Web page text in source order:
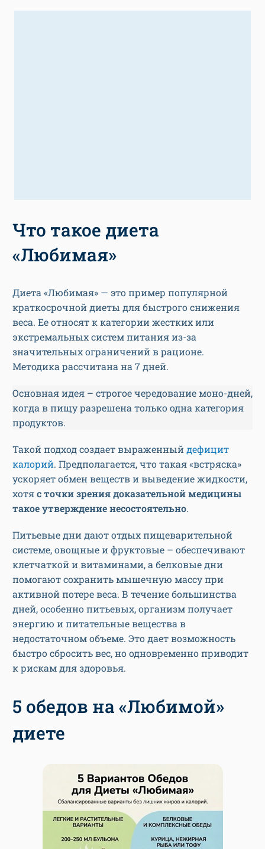
Что такое диета
«Любимая»
Диета «Любимая» — это пример популярной
краткосрочной диеты для быстрого снижения
веса. Ее относят к категории жестких или
экстремальных систем питания из-за
значительных ограничений в рационе.
Методика рассчитана на 7 дней.
Основная идея – строгое чередование моно-дней,
когда в пищу разрешена только одна категория
продуктов.
Такой подход создает выраженныйдефицит
калорий. Предполагается, что такая «встряска»
ускоряет обмен веществ и выведение жидкости,
хотяс точки зрения доказательной медицины
такое утверждение несостоятельно.
Питьевые дни дают отдых пищеварительной
системе, овощные и фруктовые – обеспечивают
клетчаткой и витаминами, а белковые дни
помогают сохранить мышечную массу при
активной потере веса. В течение большинства
дней, особенно питьевых, организм получает
энергию и питательные вещества в
недостаточном объеме. Это дает возможность
быстро сбросить вес, но одновременно приводит
к рискам для здоровья.
5 обедов на «Любимой»
диете